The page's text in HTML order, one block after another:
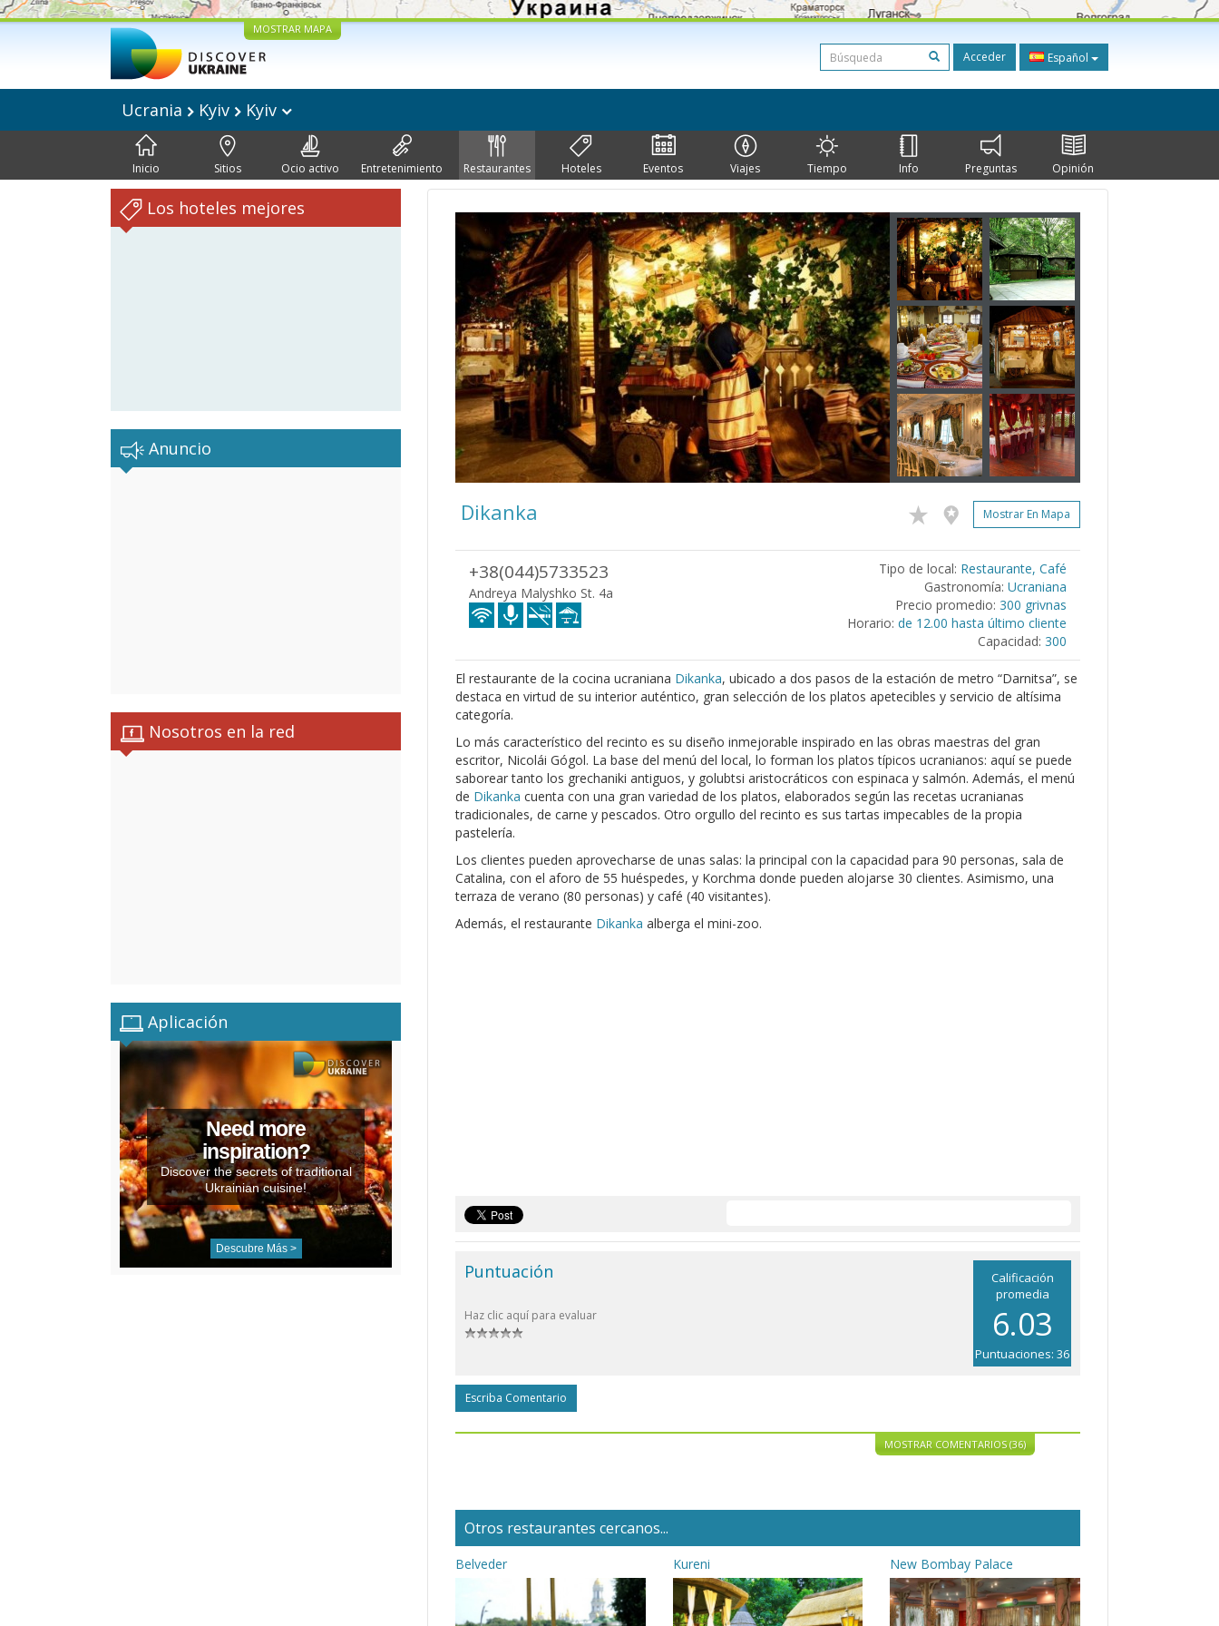
MOSTRAR MAPA
Acceder Español
Ucrania Kyiv Kyiv
Inicio Sitios Ocio activo Entretenimiento Restaurantes Hoteles Eventos Viajes Tiempo Info Preguntas Opinión
Los hoteles mejores
Anuncio
Nosotros en la red
Aplicación
Need more
inspiration?
Discover the secrets of traditional
Ukrainian cuisine!
Descubre Más >
Dikanka Mostrar En Mapa
+38(044)5733523
Andreya Malyshko St. 4a
Tipo de local: Restaurante, Café
Gastronomía: Ucraniana
Precio promedio: 300 grivnas
Horario: de 12.00 hasta último cliente
Capacidad: 300
El restaurante de la cocina ucraniana Dikanka, ubicado a dos pasos de la estación de metro “Darnitsa”, se
destaca en virtud de su interior auténtico, gran selección de los platos apetecibles y servicio de altísima
categoría.
Lo más característico del recinto es su diseño inmejorable inspirado en las obras maestras del gran
escritor, Nicolái Gógol. La base del menú del local, lo forman los platos típicos ucranianos: aquí se puede
saborear tanto los grechaniki antiguos, y golubtsi aristocráticos con espinaca y salmón. Además, el menú
de Dikanka cuenta con una gran variedad de los platos, elaborados según las recetas ucranianas
tradicionales, de carne y pescados. Otro orgullo del recinto es sus tartas impecables de la propia
pastelería.
Los clientes pueden aprovecharse de unas salas: la principal con la capacidad para 90 personas, sala de
Catalina, con el aforo de 55 huéspedes, y Korchma donde pueden alojarse 30 clientes. Asimismo, una
terraza de verano (80 personas) y café (40 visitantes).
Además, el restaurante Dikanka alberga el mini-zoo.
Calificación
promedia
6.03
Puntuaciones: 36
Puntuación
Haz clic aquí para evaluar
Escriba Comentario
MOSTRAR COMENTARIOS (36)
Otros restaurantes cercanos...
Belveder Kureni New Bombay Palace